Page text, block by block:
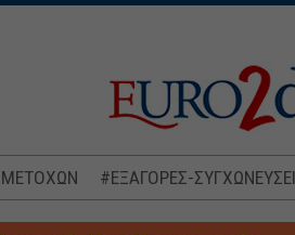
ΜΕΤΟΧΩΝ #ΕΞΑΓΟΡΕΣ-